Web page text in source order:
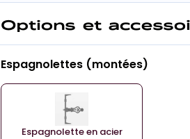
Options et
Espagnolettes (montées)
Espagnolette en acier